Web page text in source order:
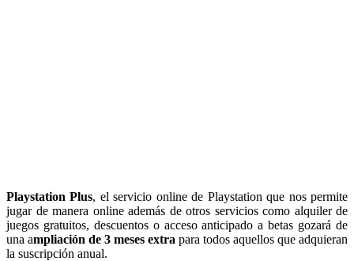
Playstation Plus, el servicio online de Playstation que nos permite
jugar de manera online además de otros servicios como alquiler de
juegos gratuitos, descuentos o acceso anticipado a betas gozará de
una ampliación de 3 meses extra para todos aquellos que adquieran
la suscripción anual.